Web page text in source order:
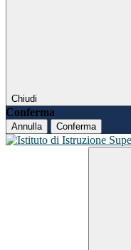
Chiudi
Conferma
Annulla Conferma